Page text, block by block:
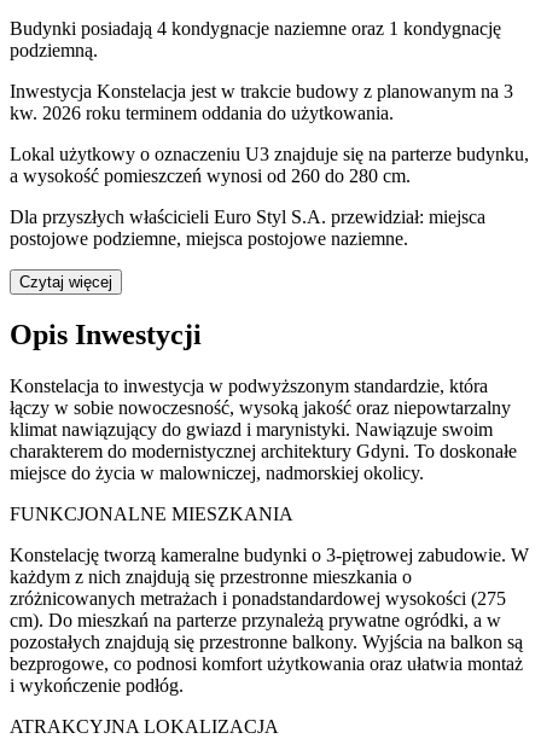
Budynki posiadają 4 kondygnacje naziemne oraz 1 kondygnację
podziemną.
Inwestycja Konstelacja jest w trakcie budowy z planowanym na 3
kw. 2026 roku terminem oddania do użytkowania.
Lokal użytkowy o oznaczeniu U3 znajduje się na parterze budynku,
a wysokość pomieszczeń wynosi od 260 do 280 cm.
Dla przyszłych właścicieli Euro Styl S.A. przewidział: miejsca
postojowe podziemne, miejsca postojowe naziemne.
Czytaj więcej
Opis Inwestycji
Konstelacja to inwestycja w podwyższonym standardzie, która
łączy w sobie nowoczesność, wysoką jakość oraz niepowtarzalny
klimat nawiązujący do gwiazd i marynistyki. Nawiązuje swoim
charakterem do modernistycznej architektury Gdyni. To doskonałe
miejsce do życia w malowniczej, nadmorskiej okolicy.
FUNKCJONALNE MIESZKANIA
Konstelację tworzą kameralne budynki o 3-piętrowej zabudowie. W
każdym z nich znajdują się przestronne mieszkania o
zróżnicowanych metrażach i ponadstandardowej wysokości (275
cm). Do mieszkań na parterze przynależą prywatne ogródki, a w
pozostałych znajdują się przestronne balkony. Wyjścia na balkon są
bezprogowe, co podnosi komfort użytkowania oraz ułatwia montaż
i wykończenie podłóg.
ATRAKCYJNA LOKALIZACJA